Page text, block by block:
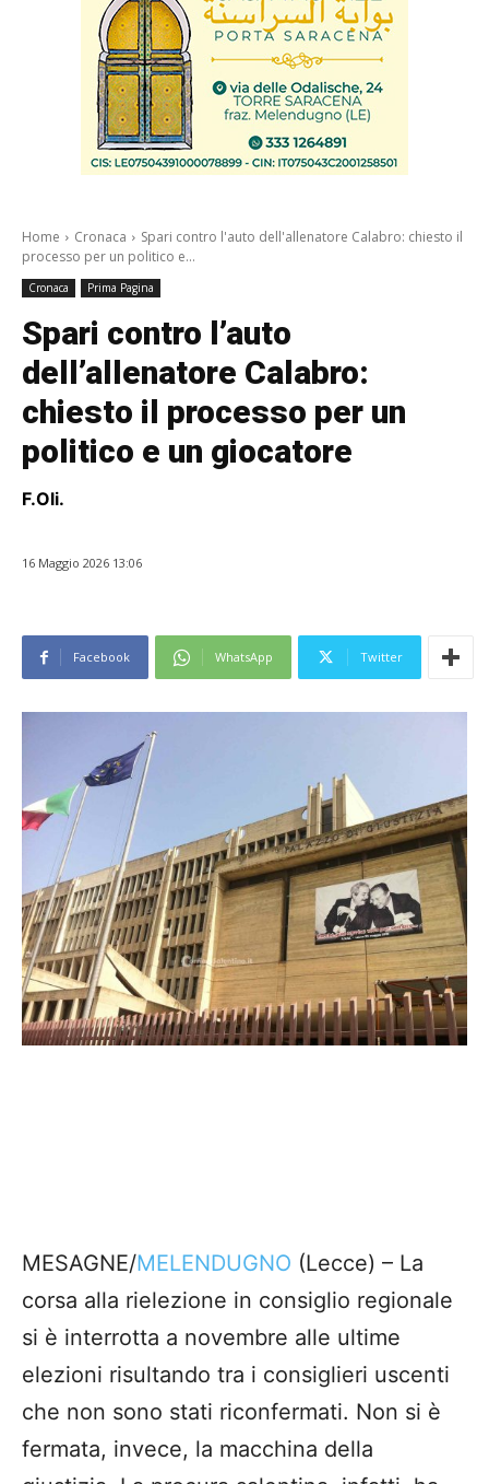
Home Cronaca
Spari contro l'auto dell'allenatore Calabro: chiesto il
processo per un politico e...
Cronaca Prima Pagina
Spari contro l’auto
dell’allenatore Calabro:
chiesto il processo per un
politico e un giocatore
F.Oli.
16 Maggio 2026 13:06
Facebook WhatsApp Twitter
MESAGNE/MELENDUGNO (Lecce) – La
corsa alla rielezione in consiglio regionale
si è interrotta a novembre alle ultime
elezioni risultando tra i consiglieri uscenti
che non sono stati riconfermati. Non si è
fermata, invece, la macchina della